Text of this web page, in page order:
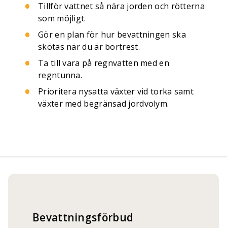
Tillför vattnet så nära jorden och rötterna
som möjligt.
Gör en plan för hur bevattningen ska
skötas när du är bortrest.
Ta till vara på regnvatten med en
regntunna.
Prioritera nysatta växter vid torka samt
växter med begränsad jordvolym.
Bevattningsförbud